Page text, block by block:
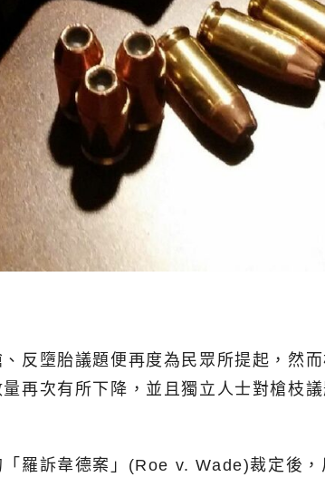
反墮胎議題便再度為民眾所提起，
再次有所下降，並且獨立人士對槍枝
羅訴韋德案」(Roe v. Wade)裁定後